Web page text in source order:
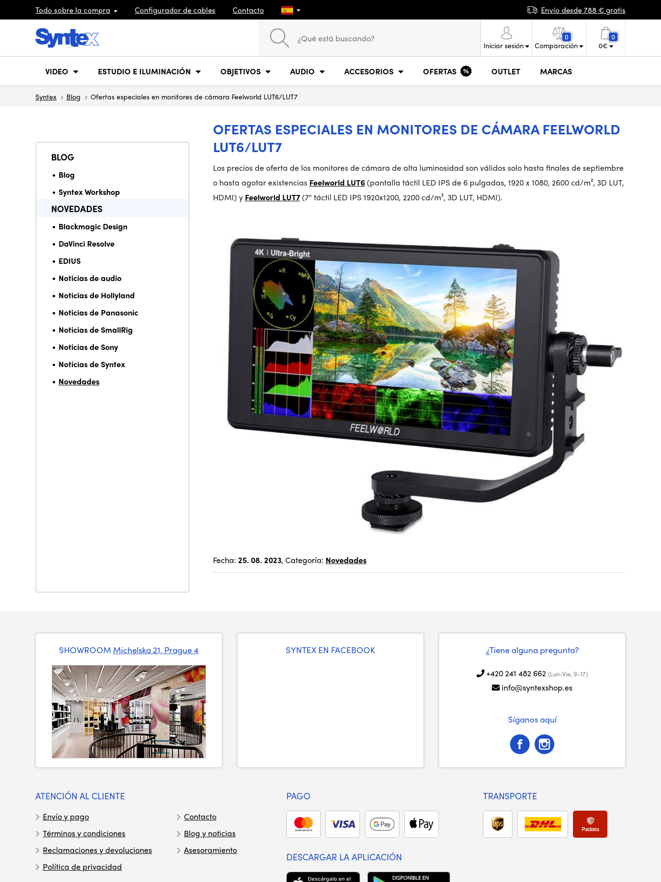
Todo sobre la compra Configurador de cables Contacto Envío desde 788 € gratis
Iniciar sesión
0
Comparación
0
0€
VIDEO ESTUDIO E ILUMINACIÓN OBJETIVOS AUDIO ACCESORIOS OFERTAS OUTLET MARCAS
Syntex Blog Ofertas especiales en monitores de cámara Feelworld LUT6/LUT7
OFERTAS ESPECIALES EN MONITORES DE CÁMARA FEELWORLD
LUT6/LUT7
BLOG
Blog
Syntex Workshop
NOVEDADES
Blackmagic Design
DaVinci Resolve
EDIUS
Noticias de audio
Noticias de Hollyland
Noticias de Panasonic
Noticias de SmallRig
Noticias de Sony
Noticias de Syntex
Novedades
Los precios de oferta de los monitores de cámara de alta luminosidad son válidos solo hasta finales de septiembre
o hasta agotar existencias Feelworld LUT6(pantalla táctil LED IPS de 6 pulgadas, 1920 x 1080, 2600 cd/m², 3D LUT,
HDMI) y Feelworld LUT7(7" táctil LED IPS 1920x1200, 2200 cd/m², 3D LUT, HDMI).
Fecha: 25. 08. 2023, Categoría: Novedades
SHOWROOM Michelska 21, Prague 4 SYNTEX EN FACEBOOK ¿Tiene alguna pregunta?
+420 241 482 662 (Lun-Vie, 9-17)
info@syntexshop.es
Síganos aquí
ATENCIÓN AL CLIENTE
Envío y pago
Términos y condiciones
Reclamaciones y devoluciones
Política de privacidad
Contacto
Blog y noticias
Asesoramiento
PAGO TRANSPORTE
DESCARGAR LA APLICACIÓN